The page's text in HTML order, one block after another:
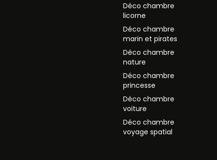
Déco chambre
licorne
Déco chambre
marin et pirates
Déco chambre
nature
Déco chambre
princesse
Déco chambre
voiture
Déco chambre
voyage spatial